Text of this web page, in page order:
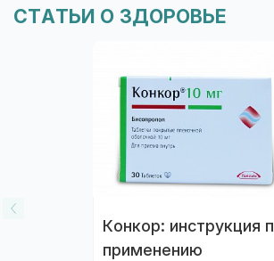
проконсультируйтесь со
СТАТЬИ О ЗДОРОВЬЕ
Конкор: инструкция
применению